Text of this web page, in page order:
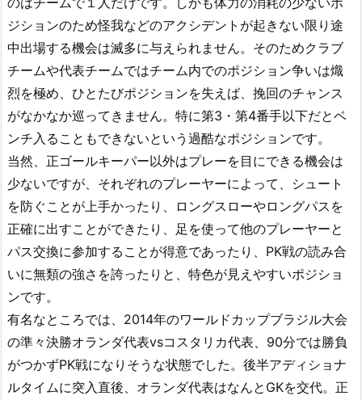
ジションのため怪我などのアクシデントが起きない限り途
中出場する機会は滅多に与えられません。そのためクラブ
チームや代表チームではチーム内でのポジション争いは熾
烈を極め、ひとたびポジションを失えば、挽回のチャンス
がなかなか巡ってきません。特に第3・第4番手以下だとベ
ンチ入ることもできないという過酷なポジションです。
当然、正ゴールキーパー以外はプレーを目にできる機会は
少ないですが、それぞれのプレーヤーによって、シュート
を防ぐことが上手かったり、ロングスローやロングパスを
正確に出すことができたり、足を使って他のプレーヤーと
パス交換に参加することが得意であったり、PK戦の読み合
いに無類の強さを誇ったりと、特色が見えやすいポジショ
ンです。
有名なところでは、2014年のワールドカップブラジル大会
の準々決勝オランダ代表vsコスタリカ代表、90分では勝負
がつかずPK戦になりそうな状態でした。後半アディショナ
ルタイムに突入直後、オランダ代表はなんとGKを交代。正